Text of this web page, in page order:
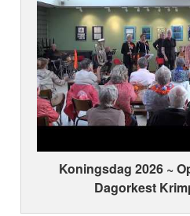
Koningsdag 2026 ~
Dagorkest